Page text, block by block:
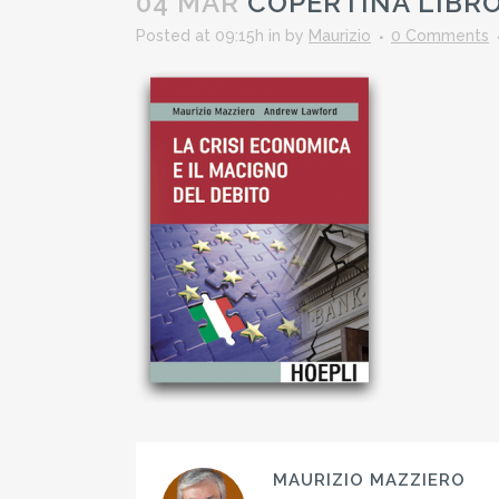
Posted at 09:15h in by Maurizio 0 Comments
MAURIZIO MAZZIERO